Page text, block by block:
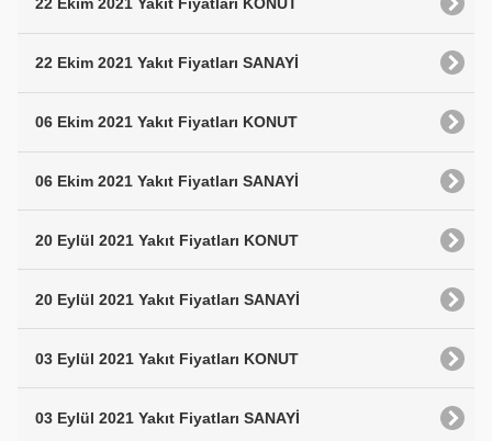
22 Ekim 2021 Yakıt Fiyatları SANAYİ
06 Ekim 2021 Yakıt Fiyatları KONUT
06 Ekim 2021 Yakıt Fiyatları SANAYİ
20 Eylül 2021 Yakıt Fiyatları KONUT
20 Eylül 2021 Yakıt Fiyatları SANAYİ
03 Eylül 2021 Yakıt Fiyatları KONUT
03 Eylül 2021 Yakıt Fiyatları SANAYİ